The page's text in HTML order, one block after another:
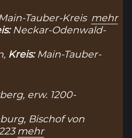
Tauber-Kreis mehr
Neckar-Odenwald-
Kreis: Main-Tauber-
erw. 1200-
Bischof von
mehr